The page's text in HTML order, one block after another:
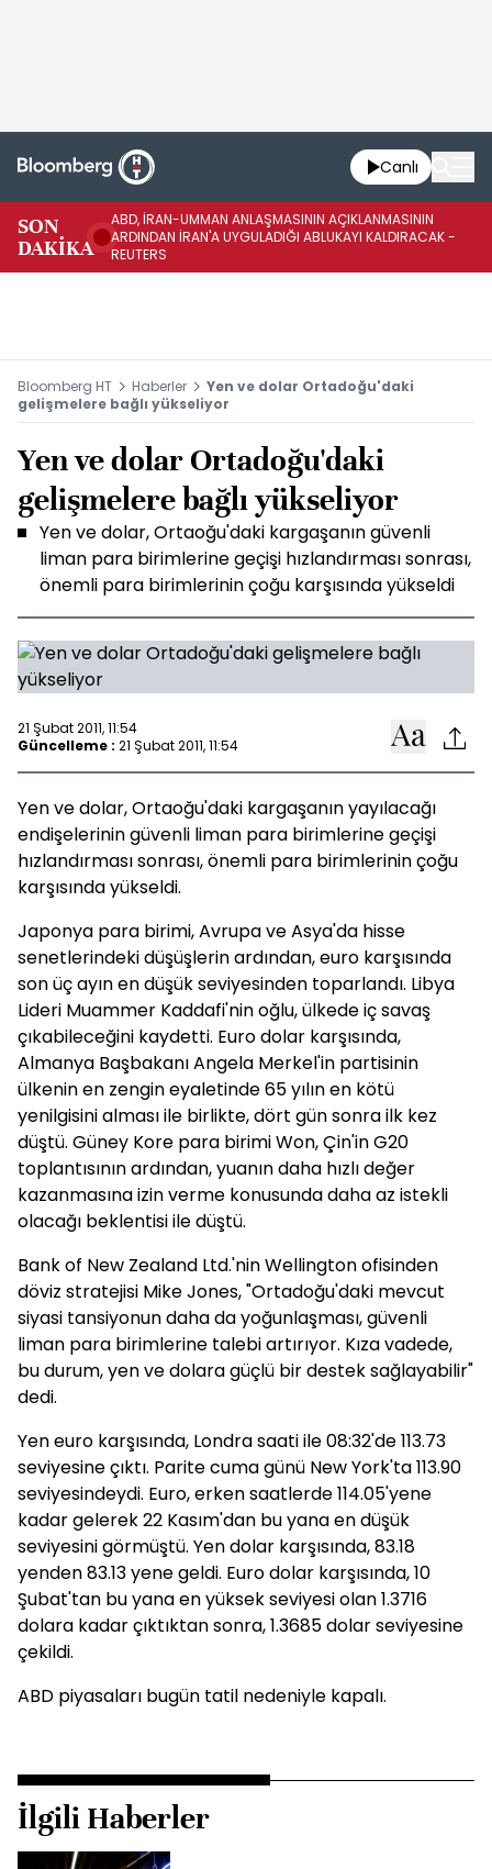
Canlı
SON
DAKİKA
ABD, İRAN-UMMAN ANLAŞMASININ AÇIKLANMASININ
ARDINDAN İRAN'A UYGULADIĞI ABLUKAYI KALDIRACAK -
REUTERS
Bloomberg HT Haberler
Yen ve dolar Ortadoğu'daki
gelişmelere bağlı yükseliyor
Yen ve dolar Ortadoğu'daki
gelişmelere bağlı yükseliyor
Yen ve dolar, Ortaoğu'daki kargaşanın güvenli
liman para birimlerine geçişi hızlandırması sonrası,
önemli para birimlerinin çoğu karşısında yükseldi
21 Şubat 2011, 11:54
Güncelleme : 21 Şubat 2011, 11:54
Yen ve dolar, Ortaoğu'daki kargaşanın yayılacağı
endişelerinin güvenli liman para birimlerine geçişi
hızlandırması sonrası, önemli para birimlerinin çoğu
karşısında yükseldi.
Japonya para birimi, Avrupa ve Asya'da hisse
senetlerindeki düşüşlerin ardından, euro karşısında
son üç ayın en düşük seviyesinden toparlandı. Libya
Lideri Muammer Kaddafi'nin oğlu, ülkede iç savaş
çıkabileceğini kaydetti. Euro dolar karşısında,
Almanya Başbakanı Angela Merkel'in partisinin
ülkenin en zengin eyaletinde 65 yılın en kötü
yenilgisini alması ile birlikte, dört gün sonra ilk kez
düştü. Güney Kore para birimi Won, Çin'in G20
toplantısının ardından, yuanın daha hızlı değer
kazanmasına izin verme konusunda daha az istekli
olacağı beklentisi ile düştü.
Bank of New Zealand Ltd.'nin Wellington ofisinden
döviz stratejisi Mike Jones, "Ortadoğu'daki mevcut
siyasi tansiyonun daha da yoğunlaşması, güvenli
liman para birimlerine talebi artırıyor. Kıza vadede,
bu durum, yen ve dolara güçlü bir destek sağlayabilir"
dedi.
Yen euro karşısında, Londra saati ile 08:32'de 113.73
seviyesine çıktı. Parite cuma günü New York'ta 113.90
seviyesindeydi. Euro, erken saatlerde 114.05'yene
kadar gelerek 22 Kasım'dan bu yana en düşük
seviyesini görmüştü. Yen dolar karşısında, 83.18
yenden 83.13 yene geldi. Euro dolar karşısında, 10
Şubat'tan bu yana en yüksek seviyesi olan 1.3716
dolara kadar çıktıktan sonra, 1.3685 dolar seviyesine
çekildi.
ABD piyasaları bugün tatil nedeniyle kapalı.
İlgili Haberler